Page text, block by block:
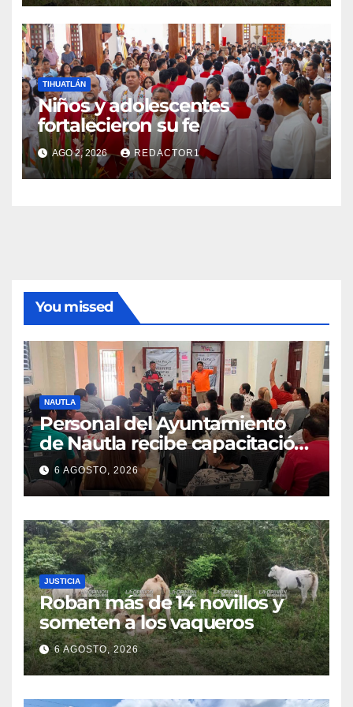
TIHUATLÁN
Niños y adolescentes
fortalecieron su fe
AGO 2, 2026 REDACTOR1
You missed
NAUTLA
Personal del Ayuntamiento
de Nautla recibe capacitación
en atención a emergencias
6 AGOSTO, 2026
JUSTICIA
Roban más de 14 novillos y
someten a los vaqueros
6 AGOSTO, 2026